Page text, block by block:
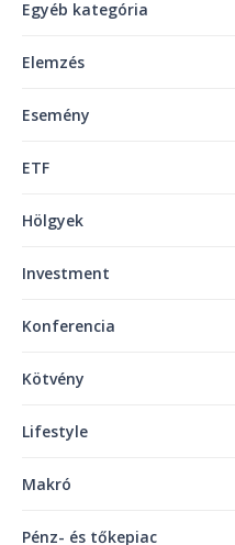
Egyéb kategória
Elemzés
Esemény
ETF
Hölgyek
Investment
Konferencia
Kötvény
Lifestyle
Makró
Pénz- és tőkepiac